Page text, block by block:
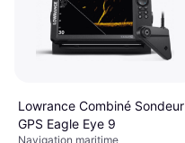
Lowrance Combiné Sondeur
GPS Eagle Eye 9
Navigation maritime